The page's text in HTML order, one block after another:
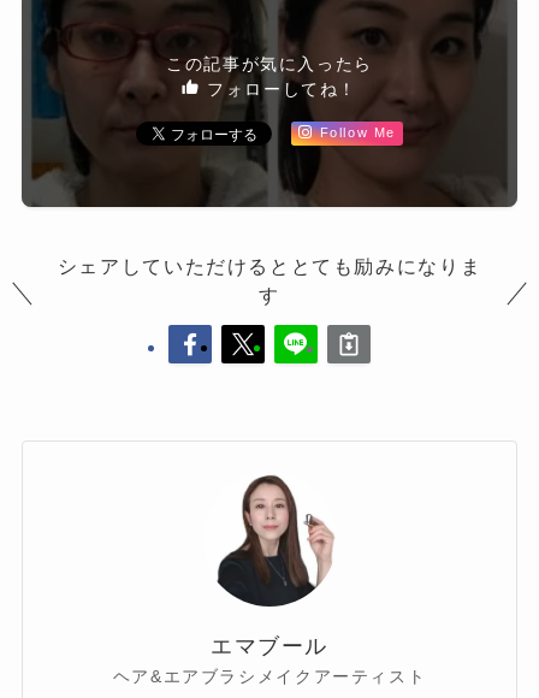
この記事が気に入ったら
フォローしてね！
Follow Me
シェアしていただけるととても励みになりま
す
エマブール
ヘア&エアブラシメイクアーティスト